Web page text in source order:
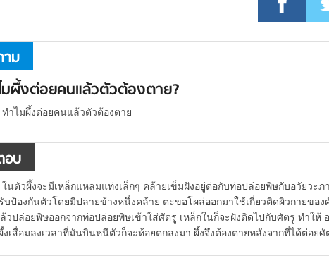
ม
มผึ้งต่อยคนแล้วตัวต้องตาย?
ทำไมผึ้งต่อยคนแล้วตัวต้องตาย
อบ
ในตัวผึ้งจะมีเหล็กแหลมแท่งเล็กๆ คล้ายเข็มฝังอยู่ต่อกับท่อปล่อยพิษกับอวัยวะภ
บป้องกันตัวโดยมีปลายข้างหนึ่งคล้าย ตะขอโผล่ออกมาใช้เกี่ยวติดผิวกายของ
วปล่อยพิษออกจากท่อปล่อยพิษเข้าใส่ศัตรู เหล็กในก็จะฝังติดไปกับศัตรู ทำให้
งเสื่อมลงเวลาที่มันบินหนีตัวก็จะห้อยตกลงมา ผึ้งจึงต้องตายหลังจากที่ได้ต่อย